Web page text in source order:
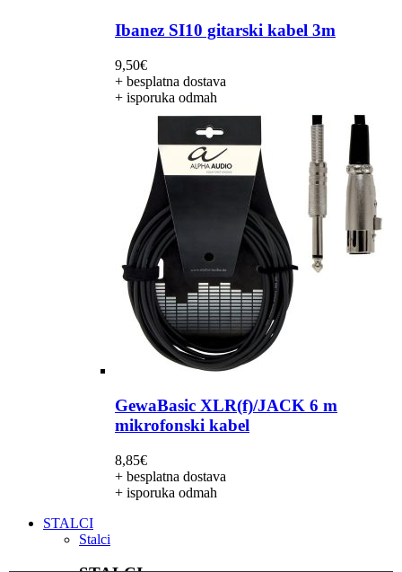
Ibanez SI10 gitarski kabel 3m
9,50€
+ besplatna dostava
+ isporuka odmah
GewaBasic XLR(f)/JACK 6 m
mikrofonski kabel
8,85€
+ besplatna dostava
+ isporuka odmah
STALCI
Stalci